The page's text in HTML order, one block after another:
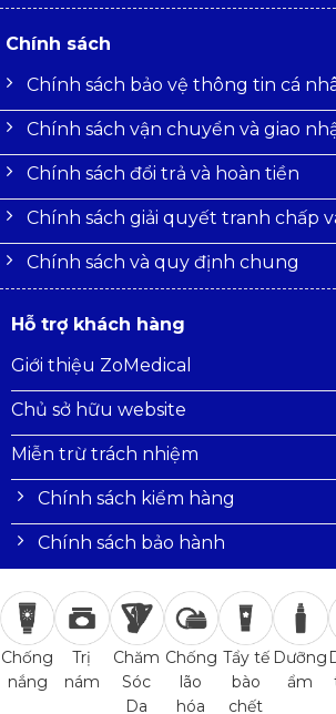
Chính sách
Chính sách bảo vệ thông tin cá
Chính sách vận chuyển và giao
Chính sách đổi trả và hoàn tiền
Chính sách giải quyết tranh chấp
Chính sách và quy định chung
Hỗ trợ khách hàng
Giới thiệu ZoMedical
Chủ sở hữu website
Miễn trừ trách nhiệm
Chính sách kiểm hàng
Chính sách bảo hành
Chống
nắng
Trị
nám
Chăm
Sóc
Da
Chống
lão
hóa
Tẩy tế
bào
chết
Dưỡng
ẩm